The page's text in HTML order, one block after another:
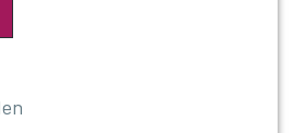
van Meer en Anders
met andere organisaties aan
elkaars ervaringen en